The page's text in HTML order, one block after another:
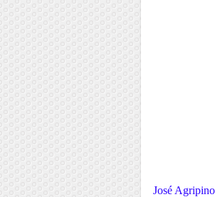
José